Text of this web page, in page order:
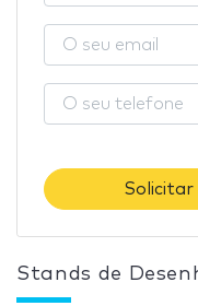
Solicitar
Stands de